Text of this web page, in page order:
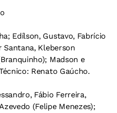
Edílson, Gustavo, Fabrício
Santana, Kleberson
Madson e
Renato Gaúcho.
Fábio Ferreira,
(Felipe Menezes);